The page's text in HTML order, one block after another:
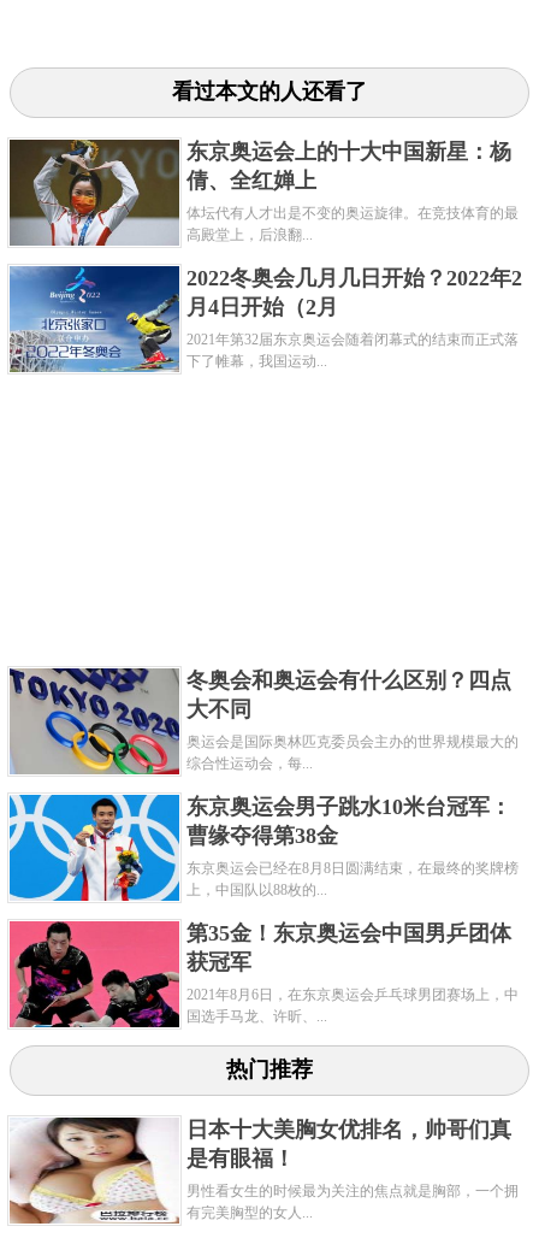
邹敬园在1998年出生于四川省宜宾市，目前是中国体
操运动员，属于中国国家男子体操队。他在2001年进
入宜宾市业余体校学习、锻炼;在2004年进入四川省体
校训练；在2012年进入国家队。
邹敬园在2017年体操世锦赛上获得男子双杠冠军；在
2018年体操世锦赛上获得男子双杠冠军；在2018年体
操世锦赛上获得团体冠军；在2019年全国体操锦标赛
上获得男子双杠冠军；在2019年第七届世界军人运动
会上获得男子鞍马、男子双杠冠军等等。
关键字：奥运会
看过本文的人还看了
东京奥运会上的十大中国新星：杨
倩、全红婵上
体坛代有人才出是不变的奥运旋律。在竞技体育的最
高殿堂上，后浪翻...
2022冬奥会几月几日开始？2022年2
月4日开始（2月
2021年第32届东京奥运会随着闭幕式的结束而正式落
下了帷幕，我国运动...
冬奥会和奥运会有什么区别？四点
大不同
奥运会是国际奥林匹克委员会主办的世界规模最大的
综合性运动会，每...
东京奥运会男子跳水10米台冠军：
曹缘夺得第38金
东京奥运会已经在8月8日圆满结束，在最终的奖牌榜
上，中国队以88枚的...
第35金！东京奥运会中国男乒团体
获冠军
2021年8月6日，在东京奥运会乒乓球男团赛场上，中
国选手马龙、许昕、...
热门推荐
日本十大美胸女优排名，帅哥们真
是有眼福！
男性看女生的时候最为关注的焦点就是胸部，一个拥
有完美胸型的女人...